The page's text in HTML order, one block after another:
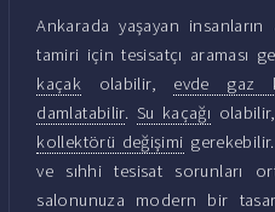
Ankarada yaşayan
tamiri için tesisatçı araması
kaçak olabilir, evde gaz
damlatabilir. Su kaçağı
kollektörü değişimi
ve sıhhi tesisat sorunları
salonunuza modern bir